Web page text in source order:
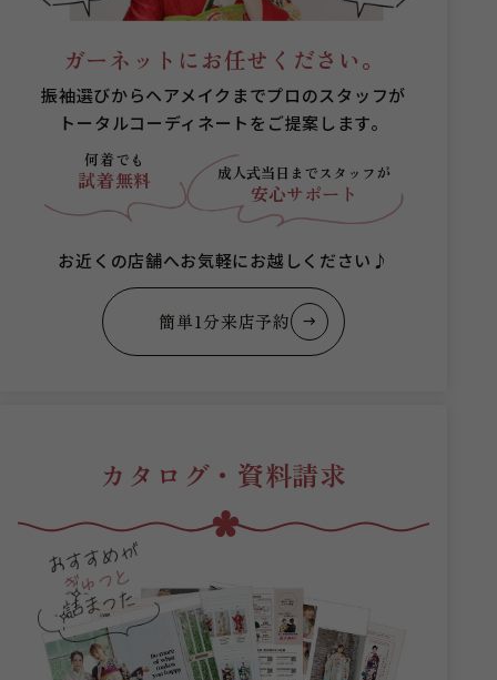
ガーネットにお任せください。
振袖選びからヘアメイクまでプロのスタッフが
トータルコーディネートをご提案します。
何着でも
試着無料 成人式当日まで スタッフが
安心サポート
お近くの店舗へお気軽にお越しください♪
簡単1分来店予約
カタログ・資料請求